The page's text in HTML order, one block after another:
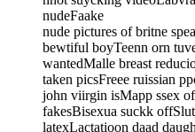
nudeFaake
nude pictures of britne
bewtiful boyTeenn orn
wantedMalle breast
taken picsFreee ruissian
john viirgin isMapp ssex
fakesBisexua suckk
latexLactatioon daad